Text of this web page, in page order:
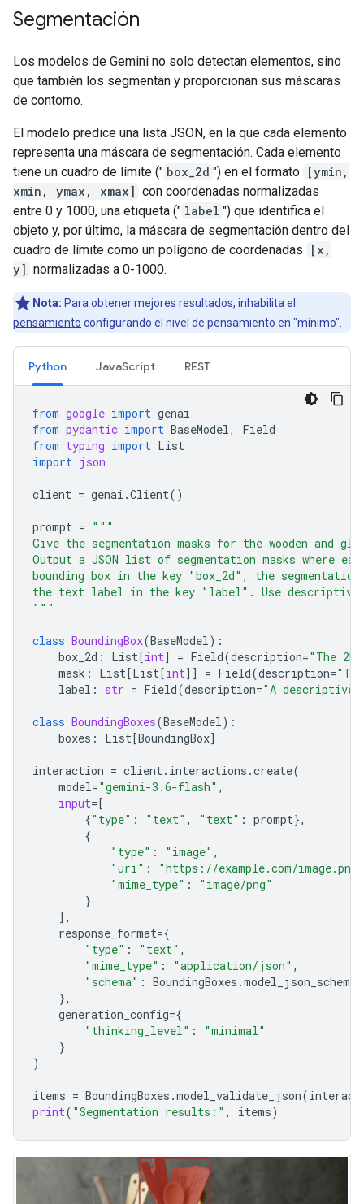
Segmentación
Los modelos de Gemini no solo detectan elementos, sino
que también los segmentan y proporcionan sus máscaras
de contorno.
El modelo predice una lista JSON, en la que cada elemento
representa una máscara de segmentación. Cada elemento
tiene un cuadro de límite (" box_2d ") en el formato [ymin,
xmin, ymax, xmax] con coordenadas normalizadas
entre 0 y 1000, una etiqueta (" label ") que identifica el
objeto y, por último, la máscara de segmentación dentro del
cuadro de límite como un polígono de coordenadas
[x,
y] normalizadas a 0-1000.
Nota: Para obtener mejores resultados, inhabilita el
pensamiento configurando el nivel de pensamiento en "mínimo".
Python JavaScript REST
from google import genai
from pydantic import BaseModel,
Field
from typing import List
import json
client = genai .Client()
prompt = """
Give the segmentation masks for the wooden and
Output a JSON list of segmentation masks where
bounding box in the key "box_2d", the
the text label in the key "label". Use
"""
class BoundingBox(BaseModel):
box_2d : List[int] = Field(description="The
mask : List[List[int]] = Field(description=
label : str = Field(description="A
class BoundingBoxes(BaseModel):
boxes : List[BoundingBox]
interaction = client. interactions .create(
model="gemini-3.6-flash" ,
input=[
{"type" : "text" , "text" : prompt},
{
"type" : "image" ,
"uri" :
"https://example.com/image.png"
"mime_type" :
"image/png"
}
],
response_format={
"type" : "text" ,
"mime_type" : "application/json" ,
"schema" : BoundingBoxes .model_json_schema
},
generation_config={
"thinking_level" :
"minimal"
}
)
items = BoundingBoxes .model_validate_json(
print( "Segmentation results:" , items)